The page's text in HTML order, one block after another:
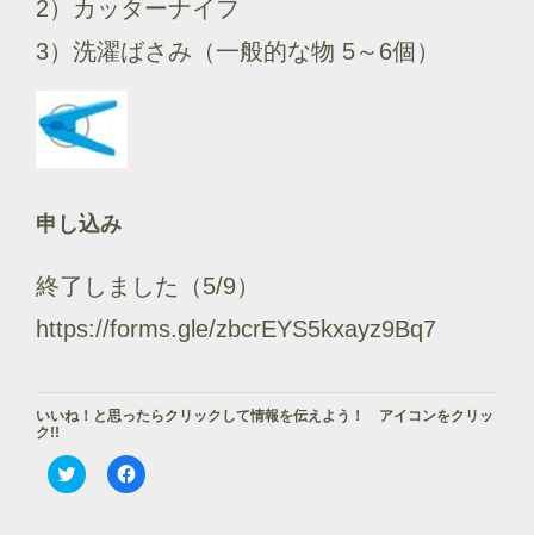
2）カッターナイフ
3）洗濯ばさみ（一般的な物 5～6個）
申し込み
終了しました（5/9）
https://forms.gle/zbcrEYS5kxayz9Bq7
いいね！と思ったらクリックして情報を伝えよう！ アイコンをクリッ
ク!!
ク
リ
F
a